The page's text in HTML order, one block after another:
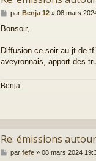
M
s
a
par Benja 12» 08 mars
Bonsoir,
Diffusion ce soir au jt de
aveyronnais, apport des
Benja
Re: émissions
M
par fefe» 08 mars 2024